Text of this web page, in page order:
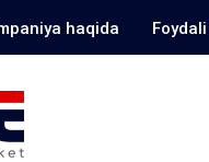
haqida